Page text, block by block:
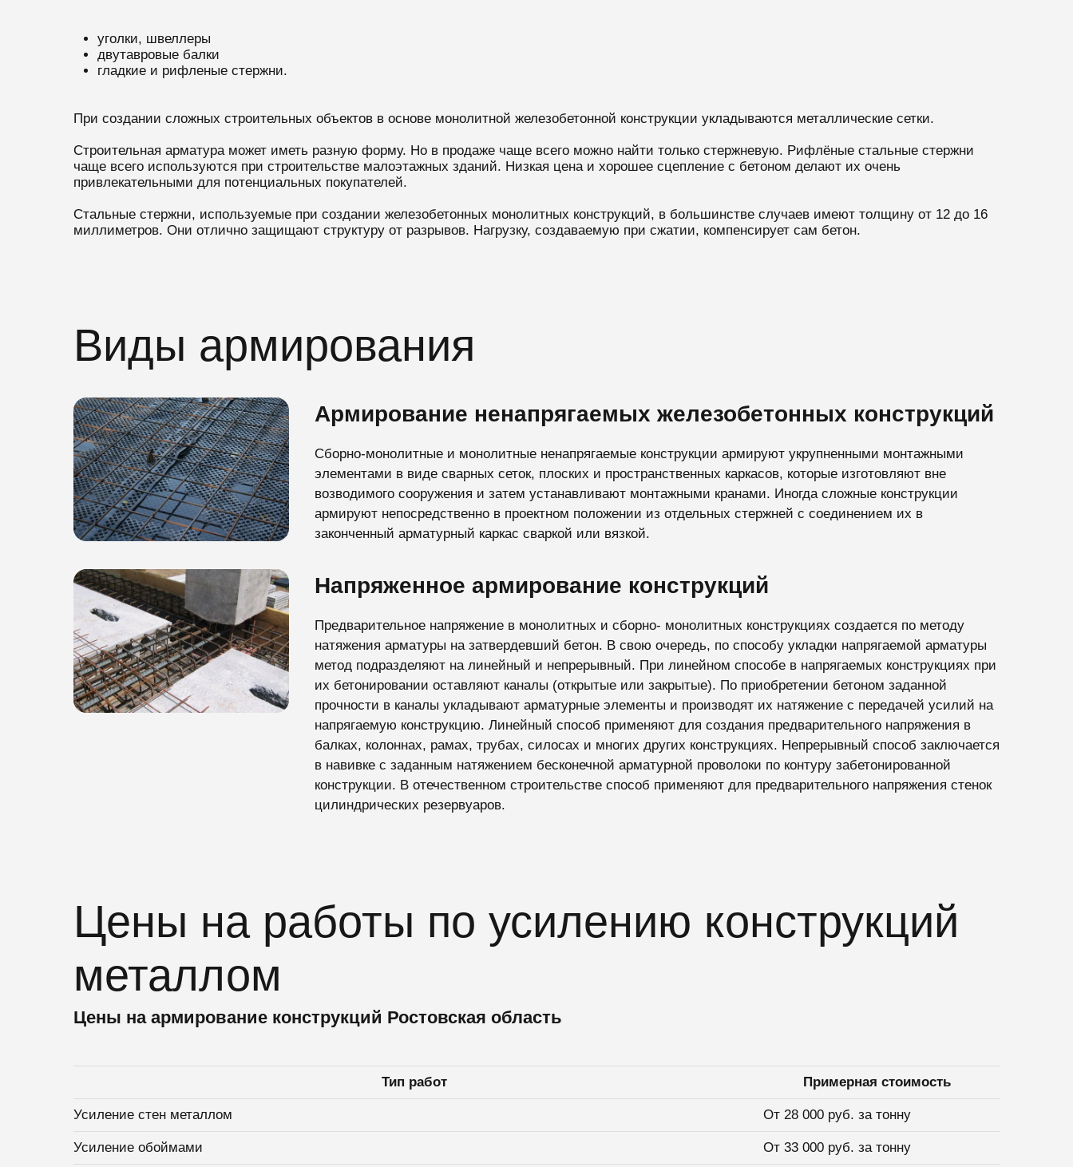
уголки, швеллеры
двутавровые балки
гладкие и рифленые стержни.
При создании сложных строительных объектов в основе монолитной железобетонной конструкции укладываются металлические сетки.
Строительная арматура может иметь разную форму. Но в продаже чаще всего можно найти только стержневую. Рифлёные стальные стержни
чаще всего используются при строительстве малоэтажных зданий. Низкая цена и хорошее сцепление с бетоном делают их очень
привлекательными для потенциальных покупателей.
Стальные стержни, используемые при создании железобетонных монолитных конструкций, в большинстве случаев имеют толщину от 12 до 16
миллиметров. Они отлично защищают структуру от разрывов. Нагрузку, создаваемую при сжатии, компенсирует сам бетон.
Виды армирования
Армирование ненапрягаемых железобетонных конструкций
Сборно-монолитные и монолитные ненапрягаемые конструкции армируют укрупненными монтажными
элементами в виде сварных сеток, плоских и пространственных каркасов, которые изготовляют вне
возводимого сооружения и затем устанавливают монтажными кранами. Иногда сложные конструкции
армируют непосредственно в проектном положении из отдельных стержней с соединением их в
законченный арматурный каркас сваркой или вязкой.
Напряженное армирование конструкций
Предварительное напряжение в монолитных и сборно- монолитных конструкциях создается по методу
натяжения арматуры на затвердевший бетон. В свою очередь, по способу укладки напрягаемой арматуры
метод подразделяют на линейный и непрерывный. При линейном способе в напрягаемых конструкциях при
их бетонировании оставляют каналы (открытые или закрытые). По приобретении бетоном заданной
прочности в каналы укладывают арматурные элементы и производят их натяжение с передачей усилий на
напрягаемую конструкцию. Линейный способ применяют для создания предварительного напряжения в
балках, колоннах, рамах, трубах, силосах и многих других конструкциях. Непрерывный способ заключается
в навивке с заданным натяжением бесконечной арматурной проволоки по контуру забетонированной
конструкции. В отечественном строительстве способ применяют для предварительного напряжения стенок
цилиндрических резервуаров.
Цены на работы по усилению конструкций
металлом
Цены на армирование конструкций Ростовская область
Тип работ Примерная стоимость
Усиление стен металлом От 28 000 руб. за тонну
Усиление обоймами От 33 000 руб. за тонну